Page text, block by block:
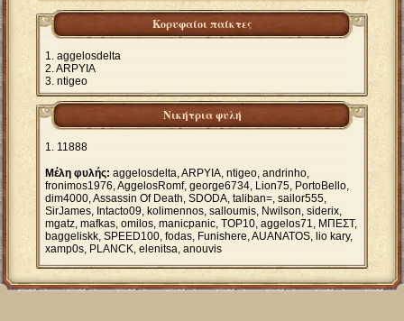
Κορυφαίοι παίκτες
aggelosdelta
ARPYIA
ntigeo
Νικήτρια φυλή
11888
Μέλη φυλής: aggelosdelta, ARPYIA, ntigeo, andrinho,
fronimos1976, AggelosRomf, george6734, Lion75, PortoBello,
dim4000, Assassin Of Death, SDODA, taliban=, sailor555,
SirJames, Intacto09, kolimennos, salloumis, Nwilson, siderix,
mgatz, mafkas, omilos, manicpanic, TOP10, aggelos71, ΜΠΕΣΤ,
baggeliskk, SPEED100, fodas, Funishere, AUANATOS, lio kary,
xamp0s, PLANCK, elenitsa, anouvis